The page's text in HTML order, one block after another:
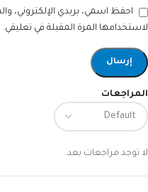
المراجعات
لا توجد مراجعات بعد.
احفظ اسمي، بريدي الإلكتروني،
لاستخدامها المرة المقبلة في تعليقي.